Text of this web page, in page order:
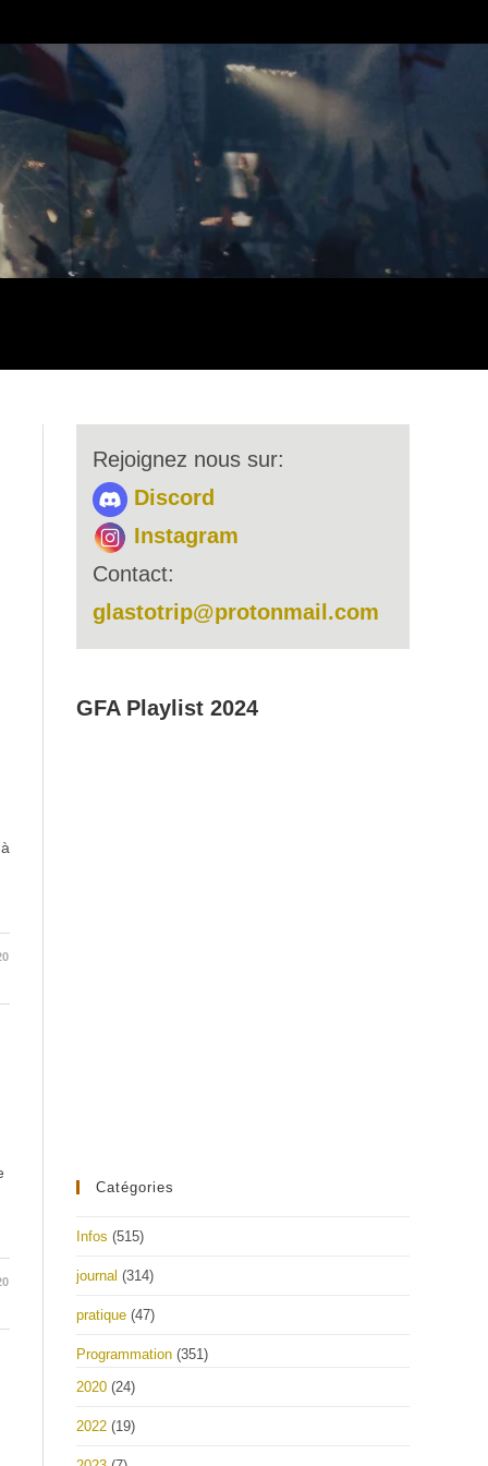
Rejoignez nous sur:
Discord
Instagram
Contact:
glastotrip@protonmail.com
GFA Playlist 2024
Catégories
Infos (515)
journal (314)
pratique (47)
Programmation (351)
2020 (24)
2022 (19)